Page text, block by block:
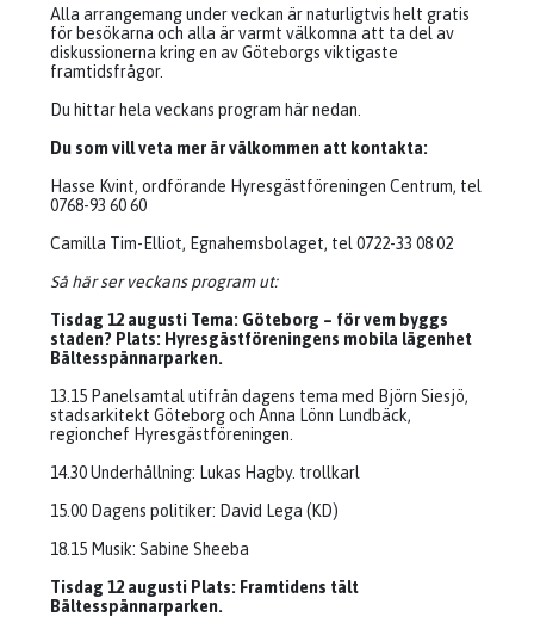
Alla arrangemang under veckan är naturligtvis helt gratis
för besökarna och alla är varmt välkomna att ta del av
diskussionerna kring en av Göteborgs viktigaste
framtidsfrågor.
Du hittar hela veckans program här nedan.
Du som vill veta mer är välkommen att kontakta:
Hasse Kvint, ordförande Hyresgästföreningen Centrum, tel
0768-93 60 60
Camilla Tim-Elliot, Egnahemsbolaget, tel 0722-33 08 02
Så här ser veckans program ut:
Tisdag 12 augusti Tema: Göteborg – för vem byggs
staden? Plats: Hyresgästföreningens mobila lägenhet
Bältesspännarparken.
13.15 Panelsamtal utifrån dagens tema med Björn Siesjö,
stadsarkitekt Göteborg och Anna Lönn Lundbäck,
regionchef Hyresgästföreningen.
14.30 Underhållning: Lukas Hagby. trollkarl
15.00 Dagens politiker: David Lega (KD)
18.15 Musik: Sabine Sheeba
Tisdag 12 augusti Plats: Framtidens tält
Bältesspännarparken.